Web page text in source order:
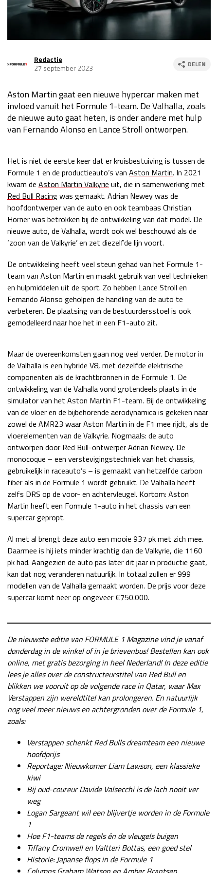
Race
za 13:00 - 15:00
Kwalificatie
za 23:00 - 00:00
Race
zo 21:00 - 23:00
GP MEXICO 2026 30 okt - 01 nov
Kwalificatie
za 22:00 - 23:00
Race
zo 21:00 - 23:00
Kwalificatie
za 19:00 - 20:00
LAS VEGAS GRAND PRIX 2026 20 - 22 nov
Race
zo 05:00 - 07:00
GP QATAR 2026
Kwalificatie
za 19:00 - 20:00
Race
zo 17:00 - 19:00
GP ABU DHABI 2026
Kwalificatie
za 15:00 - 16:00
Race
zo 14:00 - 16:00
Redactie
27 september 2023
DELEN
Aston Martin gaat een nieuwe hypercar maken met
invloed vanuit het Formule 1-team. De Valhalla, zoals
de nieuwe auto gaat heten, is onder andere met hulp
van Fernando Alonso en Lance Stroll ontworpen.
Het is niet de eerste keer dat er kruisbestuiving is tussen de
Formule 1 en de productieauto’s van Aston Martin. In 2021
kwam de Aston Martin Valkyrie uit, die in samenwerking met
Red Bull Racingwas gemaakt. Adrian Newey was de
hoofdontwerper van de auto en ook teambaas Christian
Horner was betrokken bij de ontwikkeling van dat model. De
nieuwe auto, de Valhalla, wordt ook wel beschouwd als de
‘zoon van de Valkyrie’ en zet diezelfde lijn voort.
De ontwikkeling heeft veel steun gehad van het Formule 1-
team van Aston Martin en maakt gebruik van veel technieken
en hulpmiddelen uit de sport. Zo hebben Lance Stroll en
Fernando Alonso geholpen de handling van de auto te
verbeteren. De plaatsing van de bestuurdersstoel is ook
gemodelleerd naar hoe het in een F1-auto zit.
Maar de overeenkomsten gaan nog veel verder. De motor in
de Valhalla is een hybride V8, met dezelfde elektrische
componenten als de krachtbronnen in de Formule 1. De
ontwikkeling van de Valhalla vond grotendeels plaats in de
simulator van het Aston Martin F1-team. Bij de ontwikkeling
van de vloer en de bijbehorende aerodynamica is gekeken naar
zowel de AMR23 waar Aston Martin in de F1 mee rijdt, als de
vloerelementen van de Valkyrie. Nogmaals: de auto
ontworpen door Red Bull-ontwerper Adrian Newey. De
monocoque – een verstevigingstechniek van het chassis,
gebruikelijk in raceauto’s – is gemaakt van hetzelfde carbon
fiber als in de Formule 1 wordt gebruikt. De Valhalla heeft
zelfs DRS op de voor- en achtervleugel. Kortom: Aston
Martin heeft een Formule 1-auto in het chassis van een
supercar gepropt.
Al met al brengt deze auto een mooie 937 pk met zich mee.
Daarmee is hij iets minder krachtig dan de Valkyrie, die 1160
pk had. Aangezien de auto pas later dit jaar in productie gaat,
kan dat nog veranderen natuurlijk. In totaal zullen er 999
modellen van de Valhalla gemaakt worden. De prijs voor deze
supercar komt neer op ongeveer €750.000.
De nieuwste editie van FORMULE 1 Magazine vind je vanaf
donderdag in de winkel of in je brievenbus! Bestellen kan ook
online, met gratis bezorging in heel Nederland! In deze editie
lees je alles over de constructeurstitel van Red Bull en
blikken we vooruit op de volgende race in Qatar, waar Max
Verstappen zijn wereldtitel kan prolongeren. En natuurlijk
nog veel meer nieuws en achtergronden over de Formule 1,
zoals:
Verstappen schenkt Red Bulls dreamteam een nieuwe
hoofdprijs
Reportage: Nieuwkomer Liam Lawson, een klassieke
kiwi
Bij oud-coureur Davide Valsecchi is de lach nooit ver
weg
Logan Sargeant wil een blijvertje worden in de Formule
1
Hoe F1-teams de regels én de vleugels buigen
Tiffany Cromwell en Valtteri Bottas, een goed stel
Historie: Japanse flops in de Formule 1